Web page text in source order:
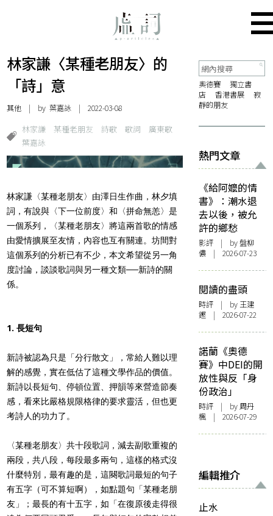
林家謙〈某種老朋友〉的
「詩」意
其他 | by葉嘉詠 | 2022-03-08
林家謙 某種老朋友 詩歌 歌詞
廣東歌
葉嘉詠
林家謙〈某種老朋友〉由澤日生作曲，林夕填
詞，有說與〈下一位前度〉和〈拼命無恙〉是
一個系列，〈某種老朋友〉將這兩首歌的情感
由愛情擴展至友情，內容也互有關連。坊間對
這個系列的分析已有不少，本文希望從另一角
度討論，談談歌詞與另一種文類──新詩的關
係。
1. 長短句
新詩被認為只是「分行散文」，常給人難以理
解的感覺，實在低估了這種文學作品的價值。
新詩以長短句、停頓位置、押韻等來營造節奏
感，看來比嚴格規限格律的要求靈活，但也更
考詩人的功力了。
〈某種老朋友〉共十段歌詞，減去副歌重複的
兩段，共八段，每段最多兩句，這樣的格式沒
什麼特別，最有趣的是，這闋歌詞最短的句子
有五字（可不算短啊），如點題句「某種老朋
友」；最長的有十五字，如「在復原後走得很
奧德賽
獨立書
店
香港書展
寂
靜的朋友
熱門文章
《給阿嬤的情
書》：潮水退
去以後，被允
許的鄉愁
影評 | by 盤柳
儂 | 2026-07-23
閱讀的盡頭
時評 | by 王建
鏗 | 2026-07-22
諾蘭《奧德
賽》中DEI的開
放性與反「身
份政治」
時評 | by周丹
楓 | 2026-07-29
編輯推介
止水